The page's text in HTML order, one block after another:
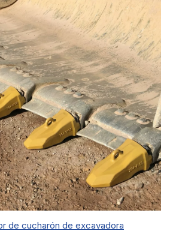
de cucharón de excavadora